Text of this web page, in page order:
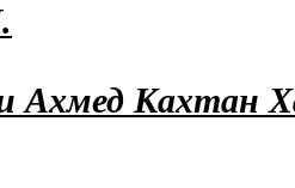
Ахмед Кахтан